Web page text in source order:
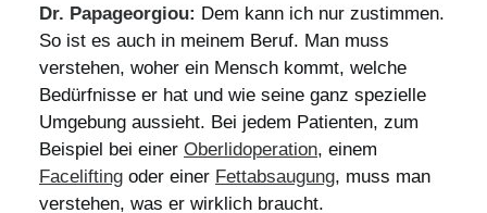
Dr. Papageorgiou: Dem kann ich nur zustimmen.
So ist es auch in meinem Beruf. Man muss
verstehen, woher ein Mensch kommt, welche
Bedürfnisse er hat und wie seine ganz spezielle
Umgebung aussieht. Bei jedem Patienten, zum
Beispiel bei einer Oberlidoperation, einem
Facelifting oder einer Fettabsaugung, muss man
verstehen, was er wirklich braucht.